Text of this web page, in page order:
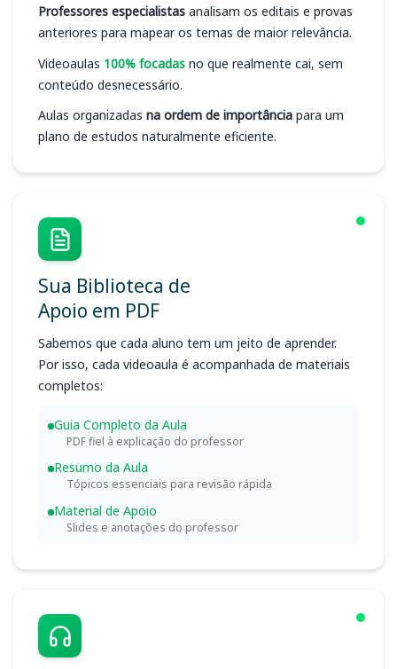
Professores especialistas analisam os editais e provas
anteriores para mapear os temas de maior relevância.
Videoaulas 100% focadas no que realmente cai, sem
conteúdo desnecessário.
Aulas organizadas na ordem de importância para um
plano de estudos naturalmente eficiente.
Sua Biblioteca de
Apoio em PDF
Sabemos que cada aluno tem um jeito de aprender.
Por isso, cada videoaula é acompanhada de materiais
completos:
Guia Completo da Aula
PDF fiel à explicação do professor
Resumo da Aula
Tópicos essenciais para revisão rápida
Material de Apoio
Slides e anotações do professor